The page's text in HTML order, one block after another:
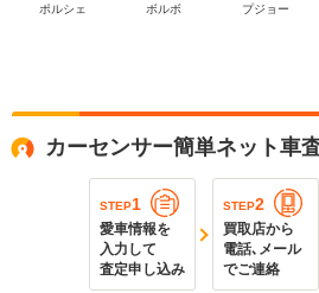
ポルシェ ボルボ プジョー
カーセンサー簡単ネット車
STEP1
愛車情報を
入力して
査定申し込み
STEP2
買取店から
電話､メール
でご連絡